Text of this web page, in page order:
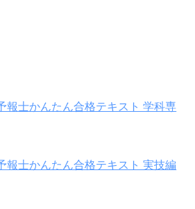
報士かんたん合格テキスト 学科専
報士かんたん合格テキスト 実技編